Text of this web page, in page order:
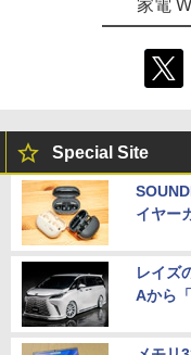
家電
Special Site
イヤー
レイズ
Aから